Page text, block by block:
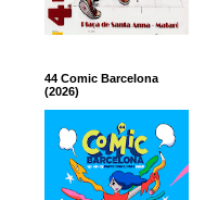
44 Comic Barcelona
(2026)